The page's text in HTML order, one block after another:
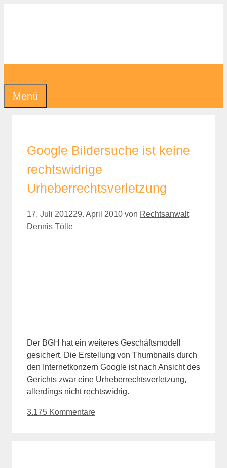
Menü
Google Bildersuche ist keine
rechtswidrige
Urheberrechtsverletzung
17. Juli 201229. April 2010 von Rechtsanwalt
Dennis Tölle
Der BGH hat ein weiteres Geschäftsmodell
gesichert. Die Erstellung von Thumbnails durch
den Internetkonzern Google ist nach Ansicht des
Gerichts zwar eine Urheberrechtsverletzung,
allerdings nicht rechtswidrig.
3.175 Kommentare